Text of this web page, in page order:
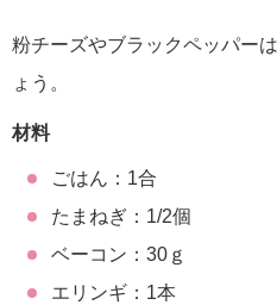
粉チーズやブラックペッパー
ょう。
材料
ごはん：1合
たまねぎ：1/2個
ベーコン：30ｇ
エリンギ：1本